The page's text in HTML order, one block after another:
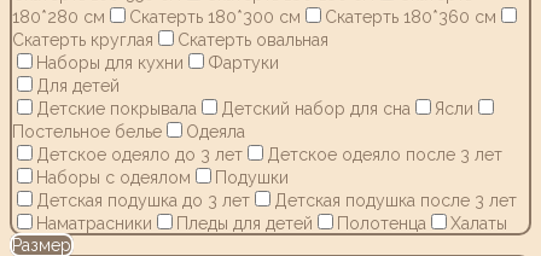
180*280 см
Скатерть 180*300 см
Скатерть 180*360 см
Скатерть круглая
Скатерть овальная
Наборы для кухни
Фартуки
Для детей
Детские покрывала
Детский набор для сна
Ясли
Постельное белье
Одеяла
Детское одеяло до 3 лет
Детское одеяло после 3 лет
Наборы с одеялом
Подушки
Детская подушка до 3 лет
Детская подушка после 3 лет
Наматрасники
Пледы для детей Полотенца
Халаты
Размер